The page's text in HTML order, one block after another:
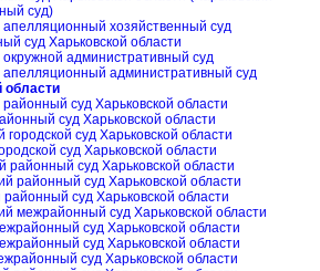
суд)
апелляционный хозяйственный суд
суд Харьковской области
окружной административный суд
апелляционный административный суд
области
районный суд Харьковской области
суд Харьковской области
городской суд Харьковской области
суд Харьковской области
районный суд Харьковской области
районный суд Харьковской области
районный суд Харьковской области
межрайонный суд Харьковской области
суд Харьковской области
суд Харьковской области
суд Харьковской области